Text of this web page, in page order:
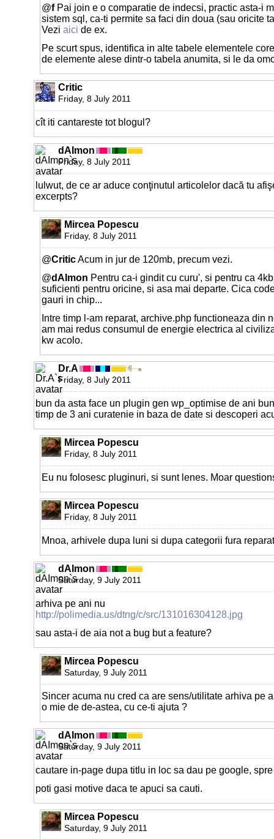
@fPai join e o comparatie de indecsi, practic asta-i
sistem sql, ca-ti permite sa faci din doua (sau oricite
Vezi aici de ex.
Pe scurt spus, identifica in alte tabele elementele
de elemente alese dintr-o tabela anumita, si le da
Critic
Friday, 8 July 2011
cît iti cantareste tot blogul?
dAImon
Friday, 8 July 2011
lulwut, de ce ar aduce conţinutul articolelor dacă tu
excerpts?
Mircea Popescu
Friday, 8 July 2011
@CriticAcum in jur de 120mb, precum vezi.
@dAImon Pentru ca-i gindit cu curu', si pentru ca
suficienti pentru oricine, si asa mai departe. Cica
gauri in chip...
Intre timp l-am reparat, archive.php functioneaza din
am mai redus consumul de energie electrica al
kw acolo.
Dr.A
Friday, 8 July 2011
bun da asta face un plugin gen wp_optimise de ani
timp de 3 ani curatenie in baza de date si descoperi
Mircea Popescu
Friday, 8 July 2011
Eu nu folosesc pluginuri, si sunt lenes. Moar
Mircea Popescu
Friday, 8 July 2011
Mnoa, arhivele dupa luni si dupa categorii fura
dAImon
Saturday, 9 July 2011
arhiva pe ani nu
http://polimedia.us/dtng/c/src/131016304128.jpg
sau asta-i de aia not a bug but a feature?
Mircea Popescu
Saturday, 9 July 2011
Sincer acuma nu cred ca are sens/utilitate arhiva pe
o mie de de-astea, cu ce-ti ajuta ?
dAImon
Saturday, 9 July 2011
cautare in-page dupa titlu in loc sa dau pe google,
poti gasi motive daca te apuci sa cauti.
Mircea Popescu
Saturday, 9 July 2011